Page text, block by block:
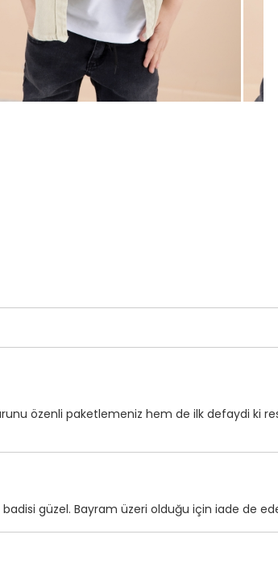
özenli paketlemeniz hem de ilk defaydi ki
badisi güzel. Bayram üzeri olduğu için iade de